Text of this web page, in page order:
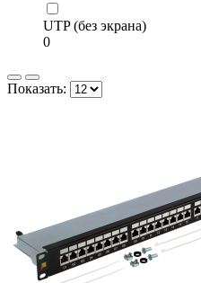
UTP (без экрана)
0
Показать: